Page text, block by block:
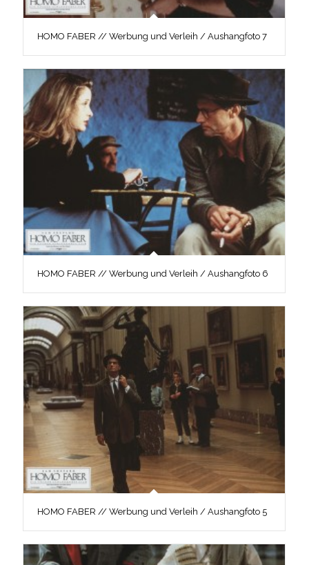
HOMO FABER // Werbung und Verleih / Aushangfoto 7
HOMO FABER // Werbung und Verleih / Aushangfoto 6
HOMO FABER // Werbung und Verleih / Aushangfoto 5